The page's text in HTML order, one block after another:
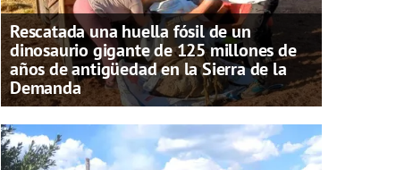
Rescatada una huella fósil de un
dinosaurio gigante de 125 millones de
años de antigüedad en la Sierra de la
Demanda